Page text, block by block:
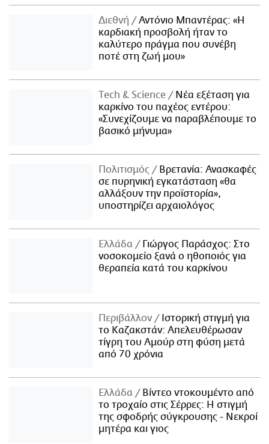
Διεθνή
Αντόνιο Μπαντέρας: «Η
καρδιακή προσβολή ήταν το
καλύτερο πράγμα που συνέβη
ποτέ στη ζωή μου»
Τech & Science
Νέα εξέταση για
καρκίνο του παχέος εντέρου:
«Συνεχίζουμε να παραβλέπουμε το
βασικό μήνυμα»
Πολιτισμός
Βρετανία: Ανασκαφές
σε πυρηνική εγκατάσταση «θα
αλλάξουν την προϊστορία»,
υποστηρίζει αρχαιολόγος
Ελλάδα
Γιώργος Παράσχος: Στο
νοσοκομείο ξανά ο ηθοποιός για
θεραπεία κατά του καρκίνου
Περιβάλλον
Ιστορική στιγμή για
το Καζακστάν: Απελευθέρωσαν
τίγρη του Αμούρ στη φύση μετά
από 70 χρόνια
Ελλάδα
Βίντεο ντοκουμέντο από
το τροχαίο στις Σέρρες: Η στιγμή
της σφοδρής σύγκρουσης - Νεκροί
μητέρα και γιος